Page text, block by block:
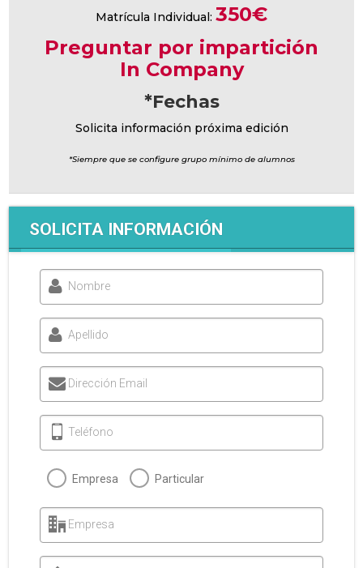
Matrícula Individual: 350€
Preguntar por impartición
In Company
*Fechas
Solicita información próxima edición
*Siempre que se configure grupo mínimo de alumnos
SOLICITA INFORMACIÓN
Nombre
Apellido
Dirección Email
Teléfono
Empresa Particular
Empresa